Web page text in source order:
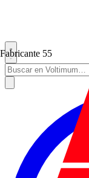
Fabricante 55